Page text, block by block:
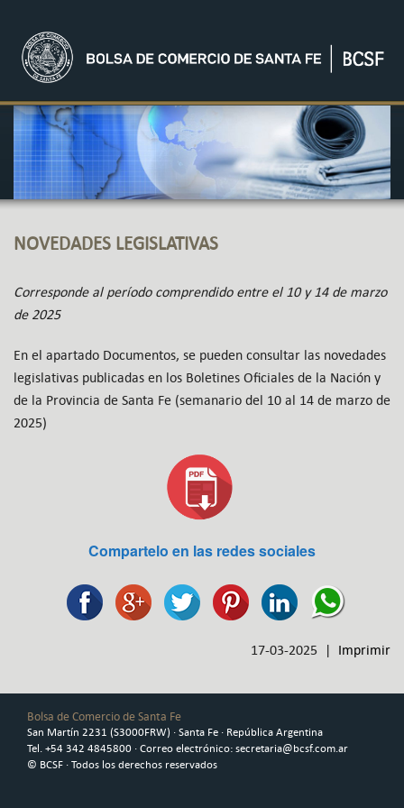
NOVEDADES LEGISLATIVAS
Corresponde al período comprendido entre el 10 y 14 de marzo
de 2025
En el apartado Documentos, se pueden consultar las novedades
legislativas publicadas en los Boletines Oficiales de la Nación y
de la Provincia de Santa Fe (semanario del 10 al 14 de marzo de
2025)
Compartelo en las redes sociales
17-03-2025 | Imprimir
Bolsa de Comercio de Santa Fe
San Martín 2231 (S3000FRW) · Santa Fe · República Argentina
Tel. +54 342 4845800 · Correo electrónico: secretaria@bcsf.com.ar
© BCSF · Todos los derechos reservados